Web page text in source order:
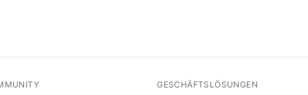
GESCHÄFTSLÖSUNGEN